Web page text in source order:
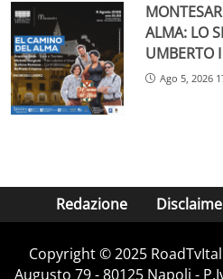
ALMA: LO
UMBERTO I
Ago 5, 2026
Redazione
Copyright ©️ 2025
Augusto 79 - 80125 Napoli -